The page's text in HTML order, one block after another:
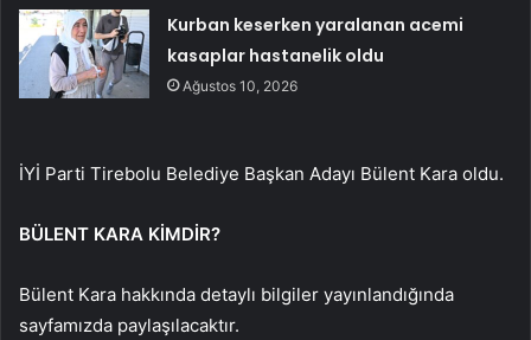
Kurban keserken yaralanan acemi
kasaplar hastanelik oldu
Ağustos 10, 2026
İYİ Parti Tirebolu Belediye Başkan Adayı Bülent Kara oldu.
BÜLENT KARA KİMDİR?
Bülent Kara hakkında detaylı bilgiler yayınlandığında
sayfamızda paylaşılacaktır.